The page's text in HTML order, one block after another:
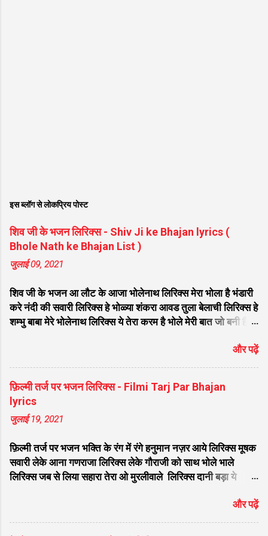
इस ब्लॉग से लोकप्रिय पोस्ट
शिव जी के भजन लिरिक्स - Shiv Ji ke Bhajan lyrics (
Bhole Nath ke Bhajan List )
जुलाई 09, 2021
शिव जी के भजन आ लौट के आजा भोलेनाथ लिरिक्स मेरा भोला है भंडारी
करे नंदी की सवारी लिरिक्स हे भोळ्या शंकरा आवड तुला बेलाची लिरिक्स हे
शम्भु बाबा मेरे भोलेनाथ लिरिक्स ये तेरा करम है भोले मेरी बात जो बनी है
गुलशन सा मेरे भोलेनाथ आये है लिरिक्स नगर में जोगी आया भेद कोई
समझ ना पाया लिरिक्स शिवजी तेरे द्वार हम भी आयेंगे लिरिक्स सांसो की
माला पे सिमरु मै शिव का नाम लिरिक्स डम डम डमरू बजाना होगा भोले
मेरी कुटिया में आना होगा लिरिक्स मेरे भोले से भोले बाबा लिरिक्स भोलेनाथ
का चेला लिरिक्स भोले चेला बना लेना लिरिक्स सिर पे विराजे गंगा की धार
लिरिक्स महादेवा - Mahadeva Hansraj Raghuwanshi लिरिक्स
ऐसा डमरू बजाया भोलेनाथ ने लिरिक्स शिव शंकर औघड दानी बम भोला
लिरिक्स शिव कैलाशों के वासी शंकर संकट हरना लि...
और पढ़ें
फ़िल्मी तर्ज पर भजन लिरिक्स - Filmi Tarj Par Bhajan
lyrics
जुलाई 19, 2021
फ़िल्मी तर्ज पर भजन भक्ति के रंग में रंगे हनुमान नज़र आये लिरिक्स मूषक
सवारी लेके आना गणराजा लिरिक्स लेके गौराजी को साथ भोले भाले
लिरिक्स जब से लिया सहारा तेरा ओ मुरलीवाले लिरिक्स दानी बड़ा ये
समंदर लांघ के हनुमत लंका नगरी आ गए लिरिक्स वतन के सिवा कुछ ना
चाहत करेंगे लिरिक्स मेरे साँवरे तेरे बिन जी ना लग लिरिक्स मिला दो अरे
और पढ़ें